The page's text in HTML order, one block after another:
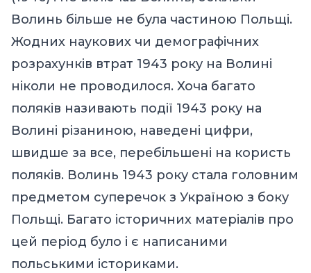
Волинь більше не була частиною Польщі.
Жодних наукових чи демографічних
розрахунків втрат 1943 року на Волині
ніколи не проводилося. Хоча багато
поляків називають події 1943 року на
Волині різаниною, наведені цифри,
швидше за все, перебільшені на користь
поляків. Волинь 1943 року стала головним
предметом суперечок з Україною з боку
Польщі. Багато історичних матеріалів про
цей період було і є написаними
польськими істориками.